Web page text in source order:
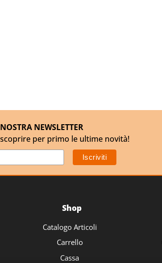
NEWSLETTER
per primo le ultime novità!
Shop
Catalogo Articoli
Carrello
Cassa